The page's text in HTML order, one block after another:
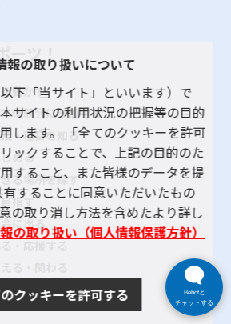
ーツ！
動かす
体験会に参加する
・種目を知る
める
る場所を探す
指す
に出る
・応援する
報の取り扱いについて
下「当サイト」といいます）で
サイトの利用状況の把握等の目的
します。 「全てのクッキーを許可
ックすることで、上記の目的のた
すること、また皆様のデータを提
することに同意いただいたもの
の取り消し方法を含めたより詳し
の取り扱い（個人情報保護方針）
クッキーを許可する
Bebotと
チャットする